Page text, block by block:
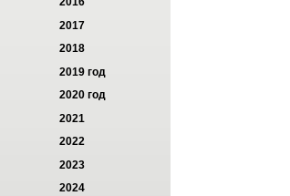
2017
2018
2019 год
2020 год
2021
2022
2023
2024